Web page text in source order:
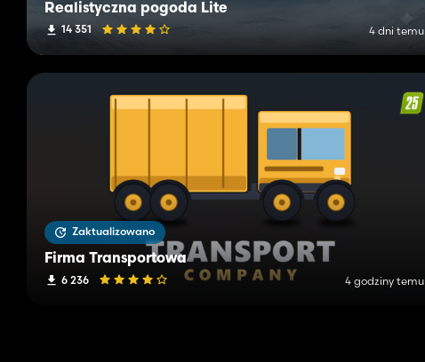
Realistyczna pogoda Lite
14 351 4 dni temu
Zaktualizowano
Firma Transportowa
6 236 4 godziny temu